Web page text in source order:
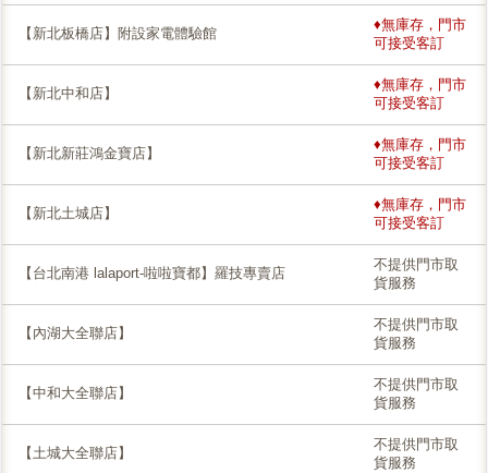
【新北板橋店】附設家電體驗館
♦無庫存，門市
可接受客訂
【新北中和店】
♦無庫存，門市
可接受客訂
【新北新莊鴻金寶店】
♦無庫存，門市
可接受客訂
【新北土城店】
♦無庫存，門市
可接受客訂
【台北南港 lalaport-啦啦寶都】羅技專賣店
不提供門市取
貨服務
【內湖大全聯店】
不提供門市取
貨服務
【中和大全聯店】
不提供門市取
貨服務
【土城大全聯店】
不提供門市取
貨服務